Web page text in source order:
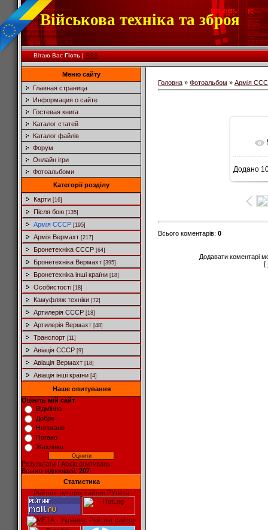
Військова техніка та зброя
Вітаю Вас Гість|RSS
Меню сайту
Главная страница
Информация о сайте
Гостевая книга
Каталог статей
Каталог файлів
Форум
Онлайн ігри
Фотоальбоми
Категорії розділу
Карти [16]
Після бою [135]
Армія СССР [195]
Армія Вермахт [217]
Бронетехніка СССР [64]
Бронетехніка Вермахт [395]
Бронетехніка інші країни [18]
Особистості [18]
Камуфляж техніки [72]
Артилерія СССР [18]
Артилерія Вермахт [48]
Транспорт [11]
Авіація СССР [9]
Авіація Вермахт [18]
Авіація інші країни [4]
Наше опитування
Оцініть мій сайт
Відмінно
Добре
Непогано
Погано
Жахливо
Результати | Архів опитувань
Всього відповідей: 207
Статистика
Рейтинг лучших сайтов РУнета
Головна » Фотоальбом » Армія
Додано
Всього коментарів: 0
Додавати коментарі
[